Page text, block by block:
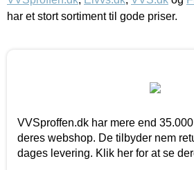
har et stort sortiment til gode priser.
VVSproffen.dk har mere end
deres webshop. De tilbyder nem
dages levering. Klik her for at se